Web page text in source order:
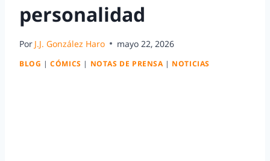
personalidad
Por J.J. González Haro mayo 22, 2026
BLOG |CÓMICS | NOTAS DE PRENSA | NOTICIAS